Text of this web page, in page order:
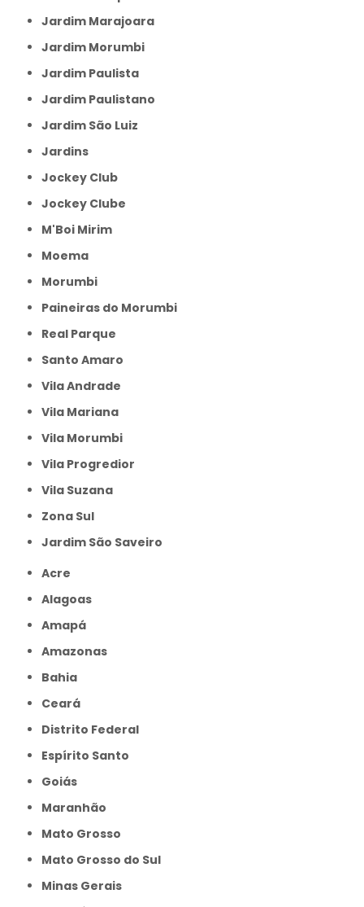
Jardim Marajoara
Jardim Morumbi
Jardim Paulista
Jardim Paulistano
Jardim São Luiz
Jardins
Jockey Club
Jockey Clube
M'Boi Mirim
Moema
Morumbi
Paineiras do Morumbi
Real Parque
Santo Amaro
Vila Andrade
Vila Mariana
Vila Morumbi
Vila Progredior
Vila Suzana
Zona Sul
jardim São Saveiro
Acre
Alagoas
Amapá
Amazonas
Bahia
Ceará
Distrito Federal
Espírito Santo
Goiás
Maranhão
Mato Grosso
Mato Grosso do Sul
Minas Gerais